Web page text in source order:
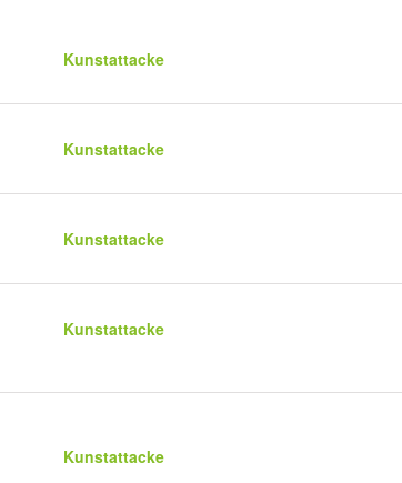
Kunstattacke
Kunstattacke
Kunstattacke
Kunstattacke
Kunstattacke